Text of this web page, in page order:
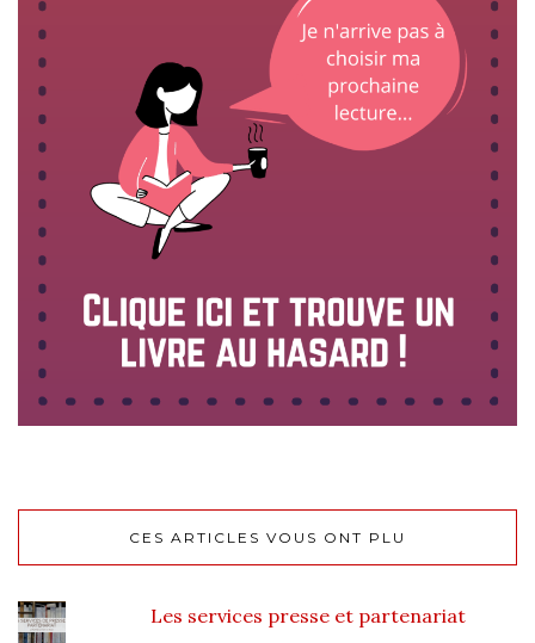
CES ARTICLES VOUS ONT PLU
Les services presse et partenariat